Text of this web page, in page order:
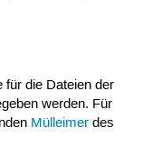
für die Dateien der
werden. Für
Mülleimerdes